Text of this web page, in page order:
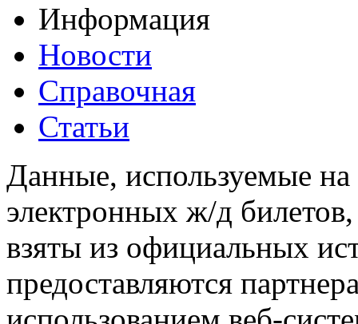
Информация
Новости
Справочная
Статьи
Данные, используемые на
электронных ж/д
взяты из официальных
предоставляются